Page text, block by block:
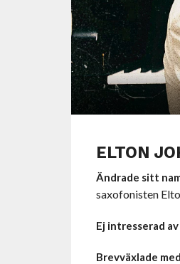
ELTON
Ändrade sitt
saxofonisten
Ej intresserad
Brevväxlade